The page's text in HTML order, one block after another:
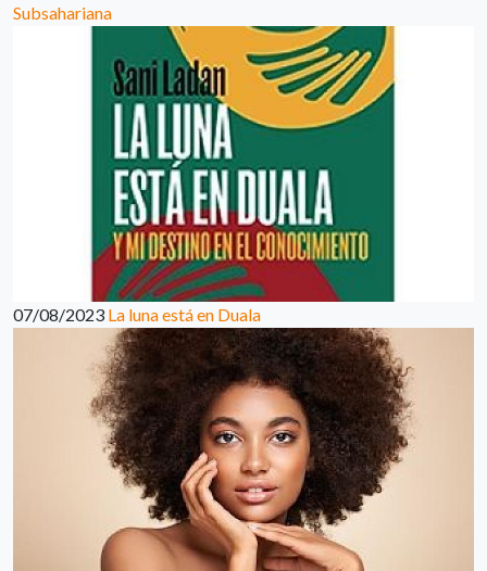
Subsahariana
07/08/2023 La luna está en Duala